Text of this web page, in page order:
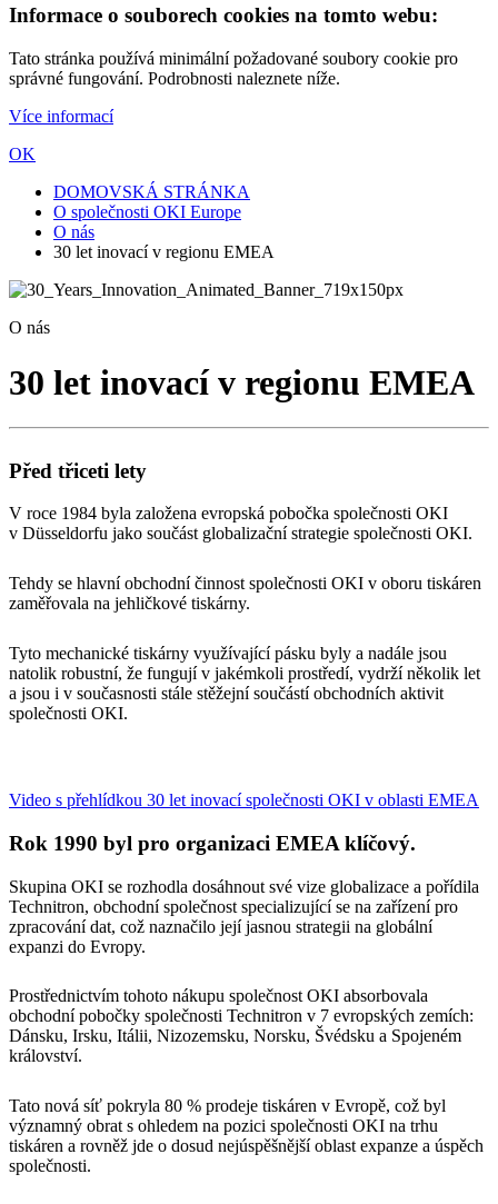
Informace o souborech cookies na tomto webu:
Tato stránka používá minimální požadované soubory cookie pro
správné fungování. Podrobnosti naleznete níže.
Více informací
OK
DOMOVSKÁ STRÁNKA
O společnosti OKI Europe
O nás
30 let inovací v regionu EMEA
O nás
30 let inovací v regionu EMEA
Před třiceti lety
V roce 1984 byla založena evropská pobočka společnosti OKI
v Düsseldorfu jako součást globalizační strategie společnosti OKI.
Tehdy se hlavní obchodní činnost společnosti OKI v oboru tiskáren
zaměřovala na jehličkové tiskárny.
Tyto mechanické tiskárny využívající pásku byly a nadále jsou
natolik robustní, že fungují v jakémkoli prostředí, vydrží několik let
a jsou i v současnosti stále stěžejní součástí obchodních aktivit
společnosti OKI.
Video s přehlídkou 30 let inovací společnosti OKI v oblasti EMEA
Rok 1990 byl pro organizaci EMEA klíčový.
Skupina OKI se rozhodla dosáhnout své vize globalizace a pořídila
Technitron, obchodní společnost specializující se na zařízení pro
zpracování dat, což naznačilo její jasnou strategii na globální
expanzi do Evropy.
Prostřednictvím tohoto nákupu společnost OKI absorbovala
obchodní pobočky společnosti Technitron v 7 evropských zemích:
Dánsku, Irsku, Itálii, Nizozemsku, Norsku, Švédsku a Spojeném
království.
Tato nová síť pokryla 80 % prodeje tiskáren v Evropě, což byl
významný obrat s ohledem na pozici společnosti OKI na trhu
tiskáren a rovněž jde o dosud nejúspěšnější oblast expanze a úspěch
společnosti.